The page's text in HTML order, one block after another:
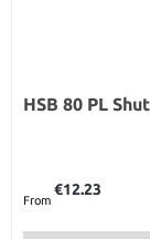
HSB 80 PL
From
€12.23